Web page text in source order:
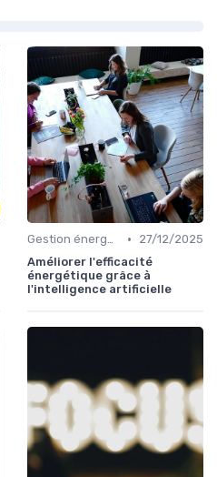
Gestion énergétique •
27/12/2025
Améliorer l'efficacité
énergétique grâce à
l'intelligence artificielle